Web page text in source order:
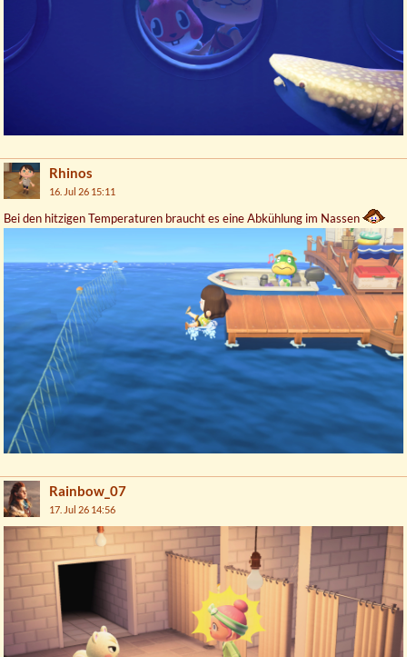
Rhinos
16. Jul 26 15:11
Bei den hitzigen Temperaturen braucht es eine Abkühlung im Nassen
Rainbow_07
17. Jul 26 14:56